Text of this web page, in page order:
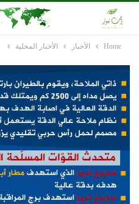
Home الأخبار الأخبار المحلية